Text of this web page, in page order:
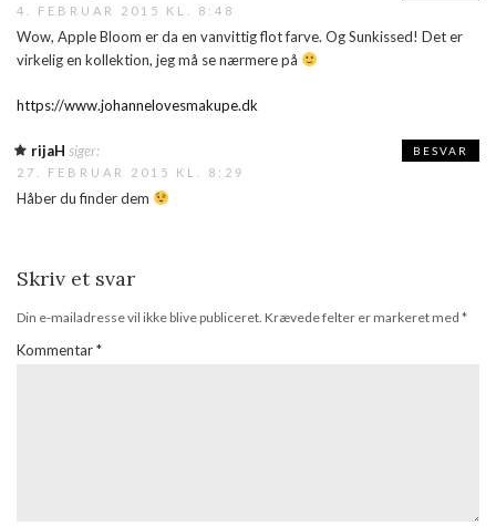
4. FEBRUAR 2015 KL. 8:48
Wow, Apple Bloom er da en vanvittig flot farve. Og Sunkissed! Det er
virkelig en kollektion, jeg må se nærmere på
https://www.johannelovesmakupe.dk
rijaH siger:
27. FEBRUAR 2015 KL. 8:29
Håber du finder dem
BESVAR
Skriv et svar
Din e-mailadresse vil ikke blive publiceret. Krævede felter er markeret med *
Kommentar*